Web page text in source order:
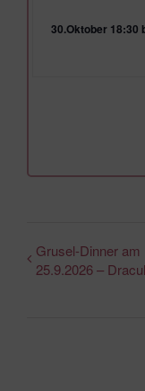
30.Oktober 18:30
Grusel-Dinner am
25.9.2026 –